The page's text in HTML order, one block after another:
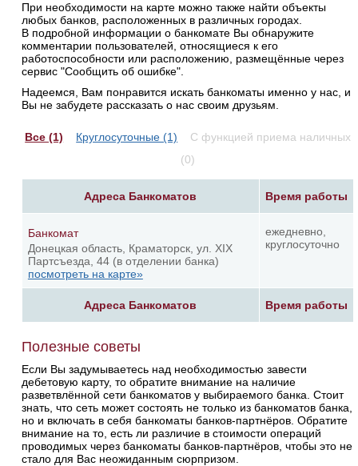
При необходимости на карте можно также найти объекты
любых банков, расположенных в различных городах.
В подробной информации о банкомате Вы обнаружите
комментарии пользователей, относящиеся к его
работоспособности или расположению, размещённые через
сервис "Сообщить об ошибке".
Надеемся, Вам понравится искать банкоматы именно у нас, и
Вы не забудете рассказать о нас своим друзьям.
Все (1) Круглосуточные (1)
С функцией приема наличных
(0)
Адреса Банкоматов Время работы
Адреса Банкоматов Время работы
Банкомат
Донецкая область, Краматорск, ул. ХIХ
Партсъезда, 44 (в отделении банка)
посмотреть на карте»
ежедневно,
круглосуточно
Полезные советы
Если Вы задумываетесь над необходимостью завести
дебетовую карту, то обратите внимание на наличие
разветвлённой сети банкоматов у выбираемого банка. Стоит
знать, что сеть может состоять не только из банкоматов банка,
но и включать в себя банкоматы банков-партнёров. Обратите
внимание на то, есть ли различие в стоимости операций
проводимых через банкоматы банков-партнёров, чтобы это не
стало для Вас неожиданным сюрпризом.